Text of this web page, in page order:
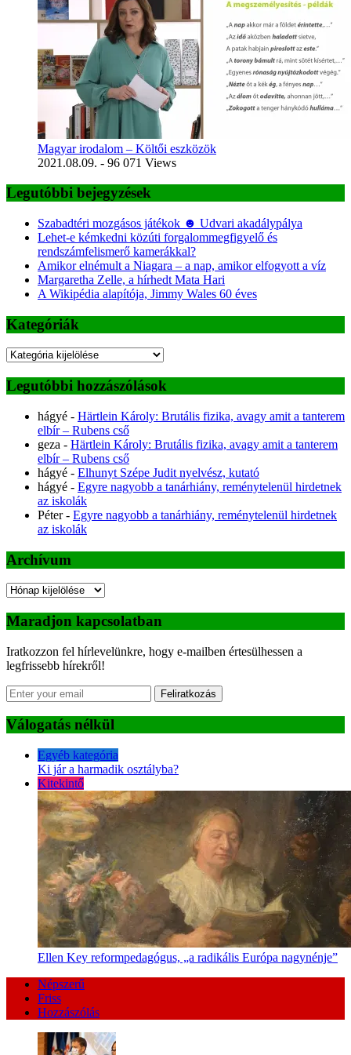
Magyar irodalom – Költői eszközök
2021.08.09. - 96 071 Views
Legutóbbi bejegyzések
Szabadtéri mozgásos játékok ☻ Udvari akadálypálya
Lehet-e kémkedni közúti forgalommegfigyelő és
rendszámfelismerő kamerákkal?
Amikor elnémult a Niagara – a nap, amikor elfogyott a víz
Margaretha Zelle, a hírhedt Mata Hari
A Wikipédia alapítója, Jimmy Wales 60 éves
Kategóriák
Kategóriák
Legutóbbi hozzászólások
hágyé - Härtlein Károly: Brutális fizika, avagy amit a tanterem
elbír – Rubens cső
geza - Härtlein Károly: Brutális fizika, avagy amit a tanterem
elbír – Rubens cső
hágyé - Elhunyt Szépe Judit nyelvész, kutató
hágyé - Egyre nagyobb a tanárhiány, reménytelenül hirdetnek
az iskolák
Péter- Egyre nagyobb a tanárhiány, reménytelenül hirdetnek
az iskolák
Archívum
Archívum
Maradjon kapcsolatban
Iratkozzon fel hírlevelünkre, hogy e-mailben értesülhessen a
legfrissebb hírekről!
Feliratkozás
Válogatás nélkül
Egyéb kategória
Ki jár a harmadik osztályba?
Kitekintő
Ellen Key reformpedagógus, „a radikális Európa nagynénje”
Népszerű
Friss
Hozzászólás